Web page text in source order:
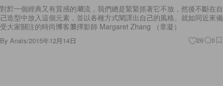
對於一個經典又有質感的潮流，我們總是緊緊抓著它不放，然後不斷在自
己造型中放入這個元素，並以各種方式闡譯出自己的風格。就如同近來備
受大家關注的時尚博客兼擇影師 Margaret Zhang （章凝）
By Anaïs/2015年12月14日 26 0